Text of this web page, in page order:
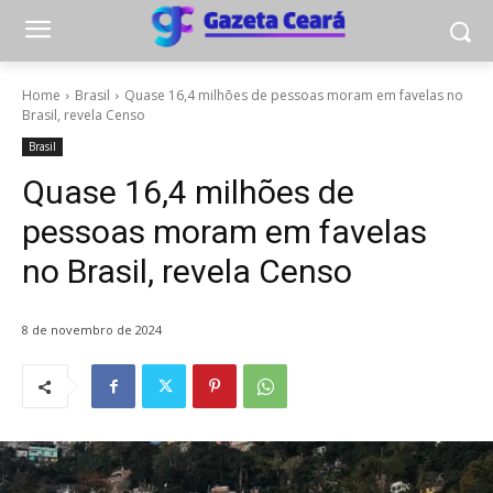
Home Brasil
Quase 16,4 milhões de pessoas moram em favelas no
Brasil, revela Censo
Brasil
Quase 16,4 milhões de
pessoas moram em favelas
no Brasil, revela Censo
8 de novembro de 2024